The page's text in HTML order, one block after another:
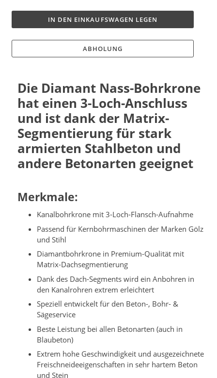
IN DEN EINKAUFSWAGEN LEGEN
ABHOLUNG
Die Diamant Nass-Bohrkrone
hat einen 3-Loch-Anschluss
und ist dank der Matrix-
Segmentierung für stark
armierten Stahlbeton und
andere Betonarten geeignet
Merkmale:
Kanalbohrkrone mit 3-Loch-Flansch-Aufnahme
Passend für Kernbohrmaschinen der Marken Gölz
und Stihl
Diamantbohrkrone in Premium-Qualität mit
Matrix-Dachsegmentierung
Dank des Dach-Segments wird ein Anbohren in
den Kanalrohren extrem erleichtert
Speziell entwickelt für den Beton-, Bohr- &
Sägeservice
Beste Leistung bei allen Betonarten (auch in
Blaubeton)
Extrem hohe Geschwindigkeit und ausgezeichnete
Freischneideeigenschaften in sehr hartem Beton
und Stein